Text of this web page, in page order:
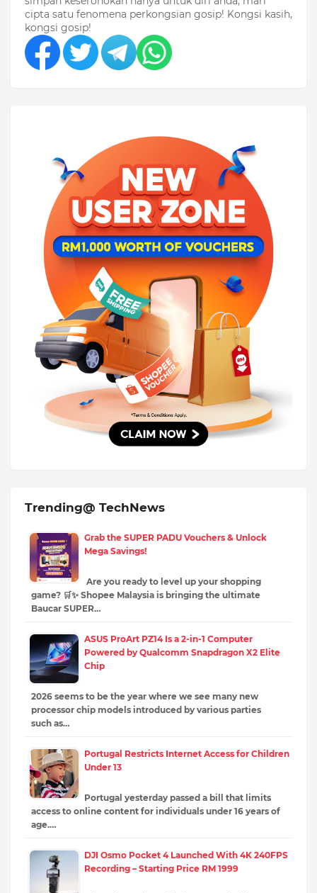
cipta satu fenomena perkongsian gosip! Kongsi kasih,
kongsi gosip!
Trending@ TechNews
Grab the SUPER PADU Vouchers & Unlock
Mega Savings!
Are you ready to level up your shopping
game? 🛒✨ Shopee Malaysia is bringing the ultimate
Baucar SUPER…
ASUS ProArt PZ14 Is a 2-in-1 Computer
Powered by Qualcomm Snapdragon X2 Elite
Chip
2026 seems to be the year where we see many new
processor chip models introduced by various parties
such as…
Portugal Restricts Internet Access for Children
Under 13
Portugal yesterday passed a bill that limits
access to online content for individuals under 16 years of
age.…
DJI Osmo Pocket 4 Launched With 4K 240FPS
Recording – Starting Price RM 1999